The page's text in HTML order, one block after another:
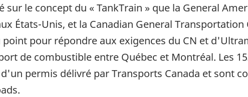
sur le concept du « TankTrain » que la General
États-Unis, et la Canadian General Transportation
pour répondre aux exigences du CN et
de combustible entre Québec et Montréal. Les
permis délivré par Transports Canada et sont